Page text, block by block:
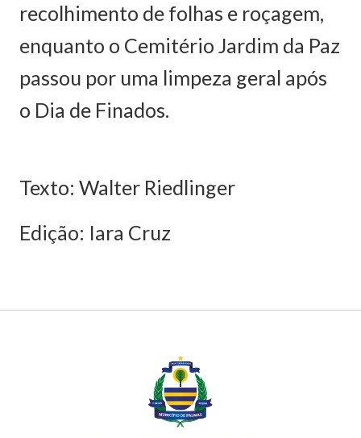
recolhimento de folhas e roçagem,
enquanto o Cemitério Jardim da Paz
passou por uma limpeza geral após
o Dia de Finados.
Texto: Walter Riedlinger
Edição: Iara Cruz